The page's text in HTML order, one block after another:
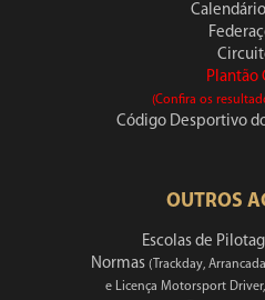
Plantão
(Confira os
Código Desportivo
OUTROS
Escolas de
Normas (Trackday,
e Licença Motorsport